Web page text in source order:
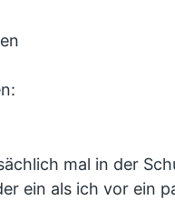
mal in der
ein als ich vor ein